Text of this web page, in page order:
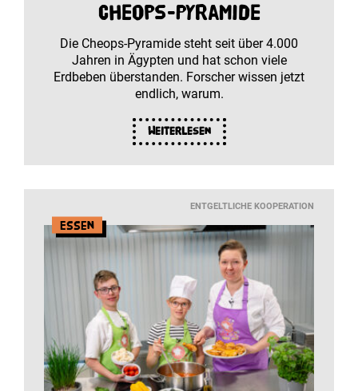
Cheops-Pyramide
Die Cheops-Pyramide steht seit über 4.000
Jahren in Ägypten und hat schon viele
Erdbeben überstanden. Forscher wissen jetzt
endlich, warum.
Weiterlesen
ENTGELTLICHE KOOPERATION
Essen